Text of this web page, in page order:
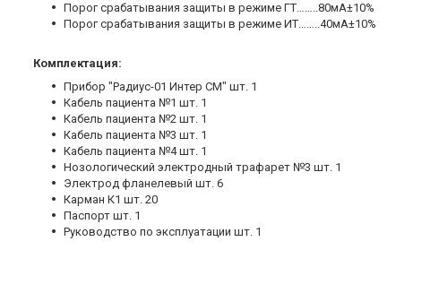
Порог срабатывания защиты в режиме ГТ……..80мА±10%
Порог срабатывания защиты в режиме ИТ……..40мА±10%
Комплектация:
Прибор "Радиус-01 Интер СМ" шт. 1
Кабель пациента №1 шт. 1
Кабель пациента №2 шт. 1
Кабель пациента №3 шт. 1
Кабель пациента №4 шт. 1
Нозологический электродный трафарет №3 шт. 1
Электрод фланелевый шт. 6
Карман К1 шт. 20
Паспорт шт. 1
Руководство по эксплуатации шт. 1